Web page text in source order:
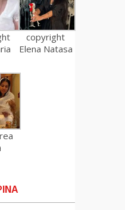
copyright
Elena Natasa